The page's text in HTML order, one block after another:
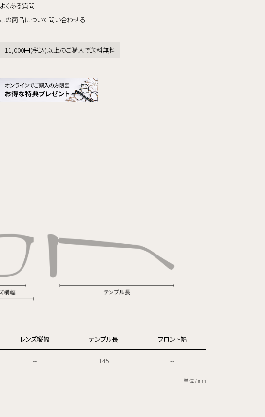
よくある質問
この商品について問い合わせる
11,000円(税込)以上のご購入で送料無料
レンズ縦幅 テンプル長 フロント幅
-- 145 --
単位 / mm